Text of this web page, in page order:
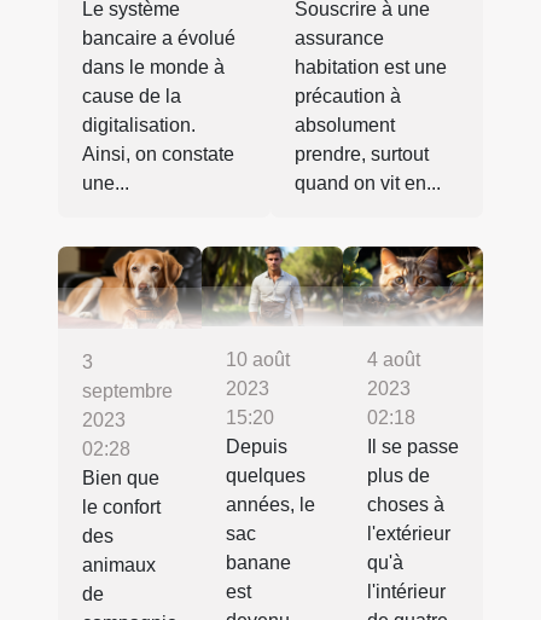
Le système
bancaire a évolué
dans le monde à
cause de la
digitalisation.
Ainsi, on constate
une...
Souscrire à une
assurance
habitation est une
précaution à
absolument
prendre, surtout
quand on vit en...
3
septembre
2023
02:28
Bien que
le confort
des
animaux
de
10 août
2023
15:20
Depuis
quelques
années, le
sac
banane
est
4 août
2023
02:18
Il se passe
plus de
choses à
l'extérieur
qu'à
l'intérieur